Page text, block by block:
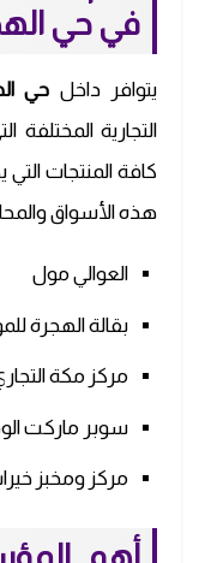
في حي
يتوافر داخل حي
التجارية
كافة المنتجات
هذه الأسواق
العوالي مول
بقالة الهجرة
مركز مكة
سوبر ماركت
مركز ومخبز